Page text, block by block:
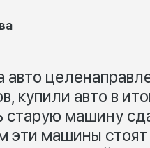
авто
купили авто в
старую машину
эти машины стоят